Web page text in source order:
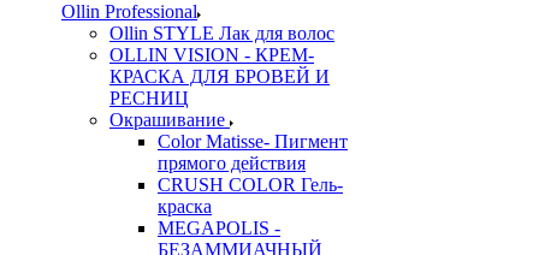
Ollin Professional
Ollin STYLE Лак для волос
OLLIN VISION - КРЕМ-
КРАСКА ДЛЯ БРОВЕЙ И
РЕСНИЦ
Окрашивание
Color Matisse- Пигмент
прямого действия
CRUSH COLOR Гель-
краска
MEGAPOLIS -
БЕЗАММИАЧНЫЙ